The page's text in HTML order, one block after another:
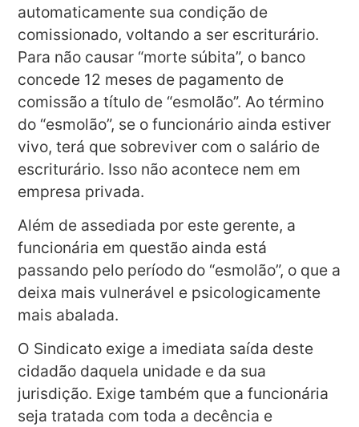
automaticamente sua condição de
comissionado, voltando a ser escriturário.
Para não causar “morte súbita”, o banco
concede 12 meses de pagamento de
comissão a título de “esmolão”. Ao término
do “esmolão”, se o funcionário ainda estiver
vivo, terá que sobreviver com o salário de
escriturário. Isso não acontece nem em
empresa privada.
Além de assediada por este gerente, a
funcionária em questão ainda está
passando pelo período do “esmolão”, o que a
deixa mais vulnerável e psicologicamente
mais abalada.
O Sindicato exige a imediata saída deste
cidadão daquela unidade e da sua
jurisdição. Exige também que a funcionária
seja tratada com toda a decência e